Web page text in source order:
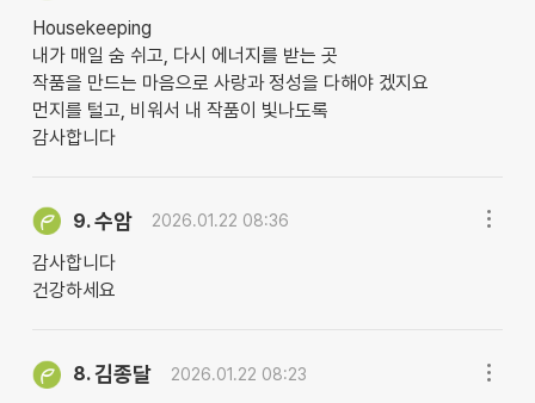
Housekeeping
내가 매일 숨 쉬고, 다시 에너지를 받는 곳
작품을 만드는 마음으로 사랑과 정성을 다해야 겠지요
먼지를 털고, 비워서 내 작품이 빛나도록
감사합니다
9.수암 2026.01.22 08:36
감사합니다
건강하세요
8.김종달 2026.01.22 08:23